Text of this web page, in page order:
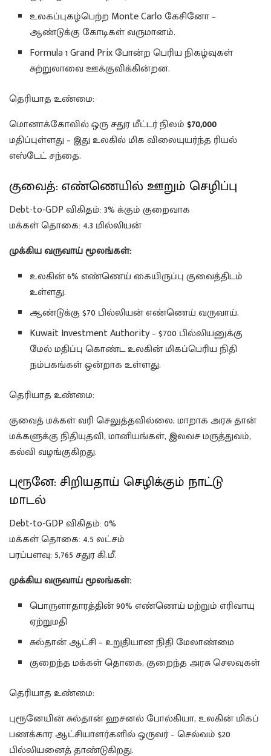
உலகப்புகழ்பெற்ற Monte Carlo கேசினோ –
ஆண்டுக்கு கோடிகள் வருமானம்.
Formula 1 Grand Prix போன்ற பெரிய நிகழ்வுகள்
சுற்றுலாவை ஊக்குவிக்கின்றன.
தெரியாத உண்மை:
மொனாக்கோவில் ஒரு சதுர மீட்டர் நிலம்$70,000
மதிப்புள்ளது – இது உலகில் மிக விலையுயர்ந்த ரியல்
எஸ்டேட் சந்தை.
குவைத்: எண்ணெயில் ஊறும் செழிப்பு
Debt-to-GDP விகிதம்: 3% க்கும் குறைவாக
மக்கள் தொகை: 4.3 மில்லியன்
முக்கிய வருவாய் மூலங்கள்:
உலகின் 6% எண்ணெய் கையிருப்பு குவைத்திடம்
உள்ளது.
ஆண்டுக்கு $70 பில்லியன் எண்ணெய் வருவாய்.
Kuwait Investment Authority – $700 பில்லியனுக்கு
மேல் மதிப்பு கொண்ட உலகின் மிகப்பெரிய நிதி
நம்பகங்கள் ஒன்றாக உள்ளது.
தெரியாத உண்மை:
குவைத் மக்கள் வரி செலுத்தவில்லை; மாறாக அரசு தான்
மக்களுக்கு நிதியுதவி, மானியங்கள், இலவச மருத்துவம்,
கல்வி வழங்குகிறது.
புரூனே: சிறியதாய் செழிக்கும் நாட்டு
மாடல்
Debt-to-GDP விகிதம்: 0%
மக்கள் தொகை: 4.5 லட்சம்
பரப்பளவு: 5,765 சதுர கி.மீ.
முக்கிய வருவாய் மூலங்கள்:
பொருளாதாரத்தின் 90% எண்ணெய் மற்றும் எரிவாயு
ஏற்றுமதி
சுல்தான் ஆட்சி – உறுதியான நிதி மேலாண்மை
குறைந்த மக்கள் தொகை, குறைந்த அரசு செலவுகள்
தெரியாத உண்மை:
புரூனேயின் சுல்தான் ஹசனல் போல்கியா, உலகின் மிகப்
பணக்கார ஆட்சியாளர்களில் ஒருவர் – செல்வம் $20
பில்லியனைத் தாண்டுகிறது.